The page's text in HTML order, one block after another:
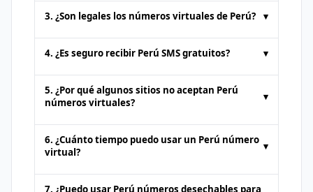
Los números de teléfono temporales
proporcionados por plataformas de SMS
No se soportan llamadas de voz ni envío
estándar de SMS. Algunos servicios
premium pueden ofrecer soporte para
3. ¿Son legales los números virtuales de Perú? ▾
Sí. Los números virtuales de Perú son
totalmente legales para acciones como
embargo, no deben usarse para
cumplir con los términos de uso de la
plataforma.
4. ¿Es seguro recibir Perú SMS gratuitos? ▾
Es seguro obtenerSMS gratuitos en
líneade plataformas reputadas. Sin
pueden ser vistos por cualquiera, evita
recibir información sensible o privada a
través de ellos.
5. ¿Por qué algunos sitios no aceptan Perú
números virtuales?
▾
Algunos sitios bloquean números de
plataformas
de SMS en línea
prueba otro proveedor o un servicio
6. ¿Cuánto tiempo puedo usar un Perú número
virtual?
▾
Esto depende de la política del proveedor.
7. ¿Puedo usar Perú números desechables para